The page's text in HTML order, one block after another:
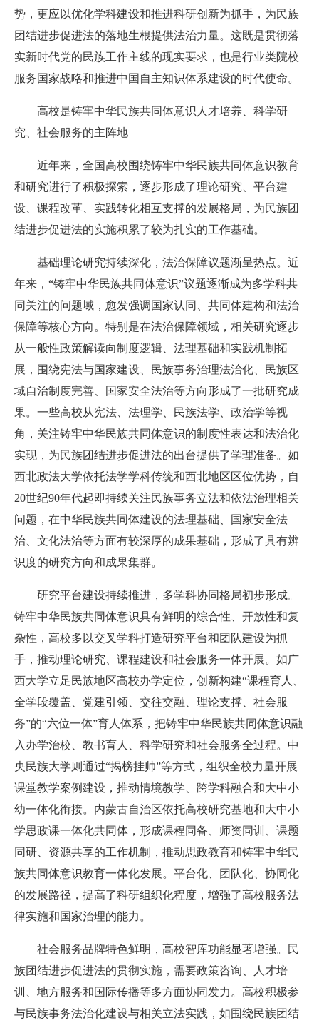
势，更应以优化学科建设和推进科研创新为抓手，为民族
团结进步促进法的落地生根提供法治力量。这既是贯彻落
实新时代党的民族工作主线的现实要求，也是行业类院校
服务国家战略和推进中国自主知识体系建设的时代使命。
高校是铸牢中华民族共同体意识人才培养、科学研
究、社会服务的主阵地
近年来，全国高校围绕铸牢中华民族共同体意识教育
和研究进行了积极探索，逐步形成了理论研究、平台建
设、课程改革、实践转化相互支撑的发展格局，为民族团
结进步促进法的实施积累了较为扎实的工作基础。
基础理论研究持续深化，法治保障议题渐呈热点。 近
年来，“铸牢中华民族共同体意识”议题逐渐成为多学科共
同关注的问题域，愈发强调国家认同、共同体建构和法治
保障等核心方向。特别是在法治保障领域，相关研究逐步
从一般性政策解读向制度逻辑、法理基础和实践机制拓
展，围绕宪法与国家建设、民族事务治理法治化、民族区
域自治制度完善、国家安全法治等方向形成了一批研究成
果。一些高校从宪法、法理学、民族法学、政治学等视
角，关注铸牢中华民族共同体意识的制度性表达和法治化
实现，为民族团结进步促进法的出台提供了学理准备。如
西北政法大学依托法学学科传统和西北地区区位优势，自
20世纪90年代起即持续关注民族事务立法和依法治理相关
问题，在中华民族共同体建设的法理基础、国家安全法
治、文化法治等方面有较深厚的成果基础，形成了具有辨
识度的研究方向和成果集群。
研究平台建设持续推进，多学科协同格局初步形成。
铸牢中华民族共同体意识具有鲜明的综合性、开放性和复
杂性，高校多以交叉学科打造研究平台和团队建设为抓
手，推动理论研究、课程建设和社会服务一体开展。如广
西大学立足民族地区高校办学定位，创新构建“课程育人、
全学段覆盖、党建引领、交往交融、理论支撑、社会服
务”的“六位一体”育人体系，把铸牢中华民族共同体意识融
入办学治校、教书育人、科学研究和社会服务全过程。中
央民族大学则通过“揭榜挂帅”等方式，组织全校力量开展
课堂教学案例建设，推动情境教学、跨学科融合和大中小
幼一体化衔接。内蒙古自治区依托高校研究基地和大中小
学思政课一体化共同体，形成课程同备、师资同训、课题
同研、资源共享的工作机制，推动思政教育和铸牢中华民
族共同体意识教育一体化发展。平台化、团队化、协同化
的发展路径，提高了科研组织化程度，增强了高校服务法
律实施和国家治理的能力。
社会服务品牌特色鲜明，高校智库功能显著增强。
民
族团结进步促进法的贯彻实施，需要政策咨询、人才培
训、地方服务和国际传播等多方面协同发力。高校积极参
与民族事务法治化建设与相关立法实践，如围绕民族团结